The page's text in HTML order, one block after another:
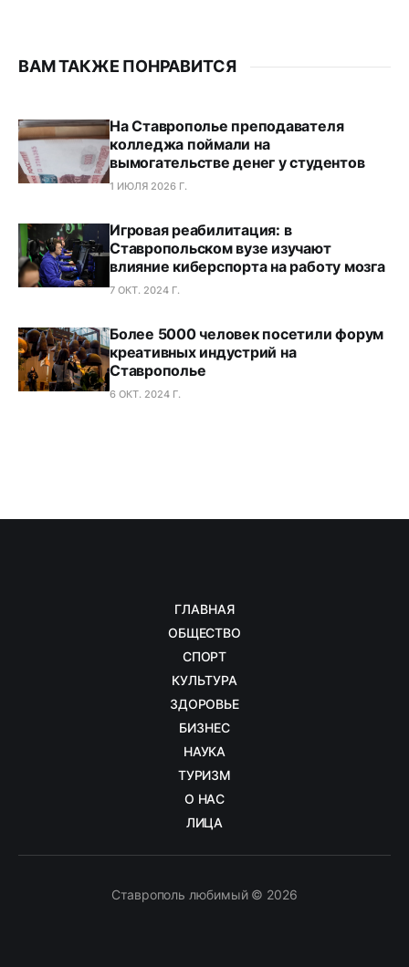
ВАМ ТАКЖЕ ПОНРАВИТСЯ
На Ставрополье преподавателя
колледжа поймали на
вымогательстве денег у студентов
1 ИЮЛЯ 2026 Г.
Игровая реабилитация: в
Ставропольском вузе изучают
влияние киберспорта на работу мозга
7 ОКТ. 2024 Г.
Более 5000 человек посетили форум
креативных индустрий на
Ставрополье
6 ОКТ. 2024 Г.
ГЛАВНАЯ
ОБЩЕСТВО
СПОРТ
КУЛЬТУРА
ЗДОРОВЬЕ
БИЗНЕС
НАУКА
ТУРИЗМ
О НАС
ЛИЦА
Ставрополь любимый © 2026